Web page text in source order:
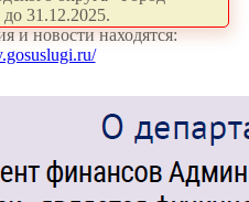
31.12.2025.
и новости находятся: